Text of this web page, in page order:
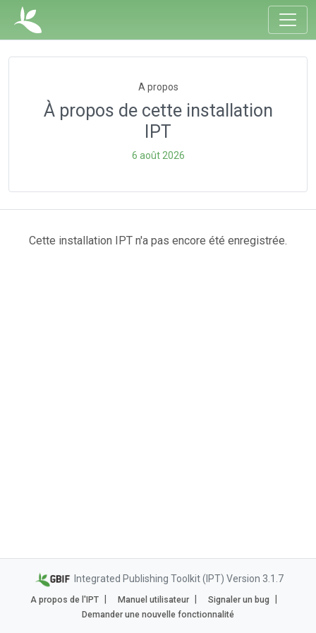
A propos
À propos de cette installation
IPT
6 août 2026
Cette installation IPT n'a pas encore été enregistrée.
Integrated Publishing Toolkit (IPT) Version 3.1.7
A propos de l'IPT Manuel utilisateur
Signaler un bug
Demander une nouvelle fonctionnalité